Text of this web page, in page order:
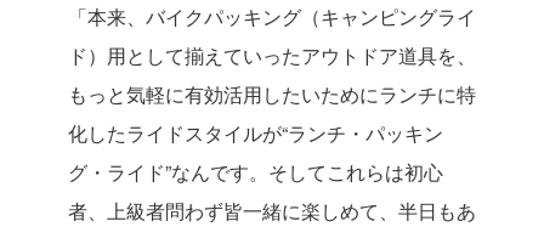
「本来、バイクパッキング（キャンピングライ
ド）用として揃えていったアウトドア道具を、
もっと気軽に有効活用したいためにランチに特
化したライドスタイルが“ランチ・パッキン
グ・ライド”なんです。そしてこれらは初心
者、上級者問わず皆一緒に楽しめて、半日もあ